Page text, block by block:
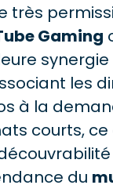
très
Gaming
les
à la
courts,
du